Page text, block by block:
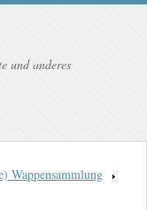
und anderes
Wappensammlung